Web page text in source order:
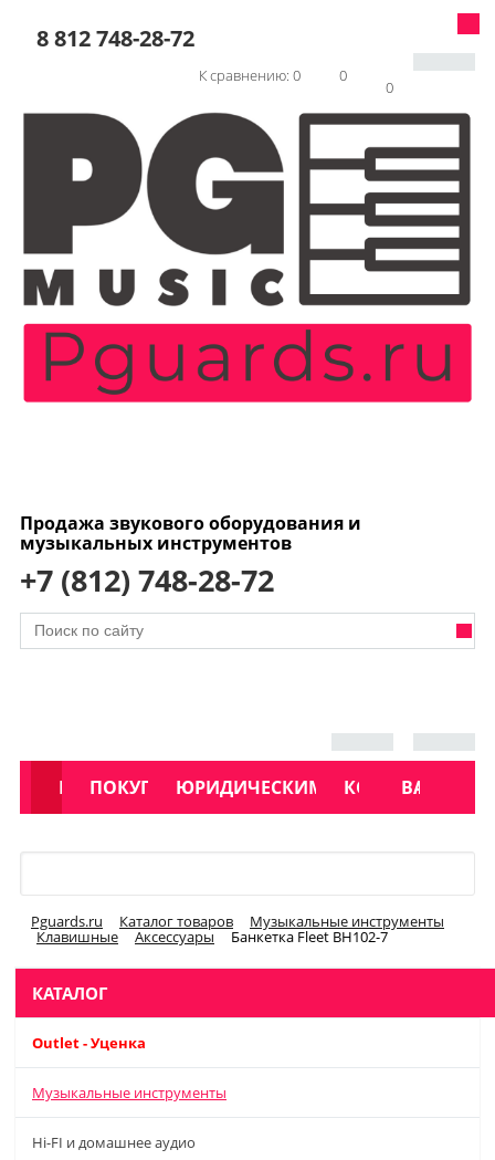
8 812 748-28-72
0
0
К сравнению: 0
Продажа звукового оборудования и
музыкальных инструментов
+7 (812) 748-28-72
АКЦИИ
КАТАЛОГ
ПОКУПАТЕЛЯМЮРИДИЧЕСКИМ ЛИЦАМКОНТАКТЫ
УСЛУГИ
Pguards.ru Каталог товаров Музыкальные инструменты
Клавишные Аксессуары Банкетка Fleet BH102-7
КАТАЛОГ
Outlet - Уценка
Музыкальные инструменты
Hi-FI и домашнее аудио